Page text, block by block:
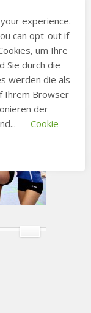
2
experience.
can opt-out if
um Ihre
Sie durch die
werden die als
Ihrem Browser
der
Cookie